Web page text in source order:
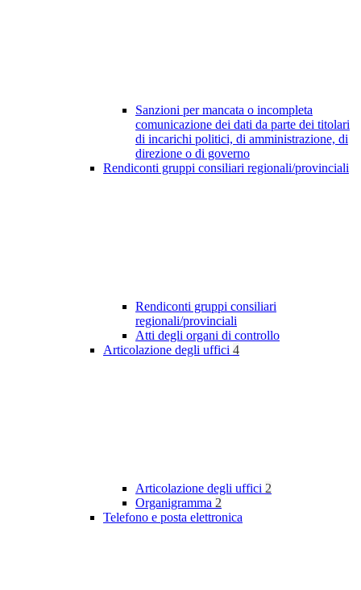
Sanzioni per mancata o incompleta
comunicazione dei dati da parte dei titolari
di incarichi politici, di amministrazione, di
direzione o di governo
Rendiconti gruppi consiliari regionali/provinciali
Rendiconti gruppi consiliari
regionali/provinciali
Atti degli organi di controllo
Articolazione degli uffici 4
Articolazione degli uffici 2
Organigramma 2
Telefono e posta elettronica